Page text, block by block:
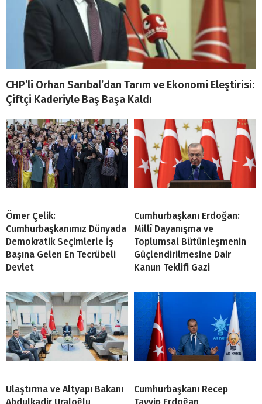
CHP’li Orhan Sarıbal’dan Tarım ve Ekonomi Eleştirisi:
Çiftçi Kaderiyle Baş Başa Kaldı
Ömer Çelik:
Cumhurbaşkanımız Dünyada
Demokratik Seçimlerle İş
Başına Gelen En Tecrübeli
Devlet
Cumhurbaşkanı Erdoğan:
Millî Dayanışma ve
Toplumsal Bütünleşmenin
Güçlendirilmesine Dair
Kanun Teklifi Gazi
Ulaştırma ve Altyapı Bakanı
Cumhurbaşkanı Recep